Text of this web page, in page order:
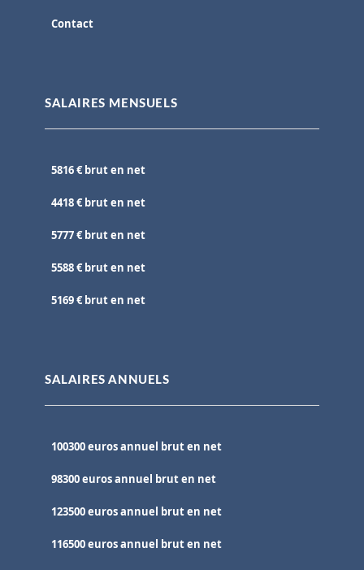
Contact
SALAIRES MENSUELS
5816 € brut en net
4418 € brut en net
5777 € brut en net
5588 € brut en net
5169 € brut en net
SALAIRES ANNUELS
100300 euros annuel brut en net
98300 euros annuel brut en net
123500 euros annuel brut en net
116500 euros annuel brut en net